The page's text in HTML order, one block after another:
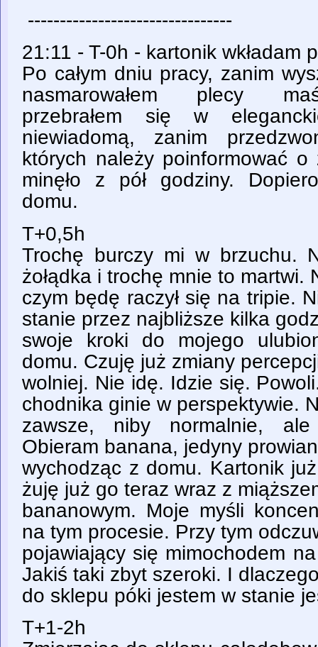
--------------------------------
21:11 - T-0h - kartonik wkładam
Po całym dniu pracy, zanim
nasmarowałem plecy
przebrałem się w
niewiadomą, zanim
których należy poinformować
minęło z pół godziny.
domu.
T+0,5h
Trochę burczy mi w brzuchu.
żołądka i trochę mnie to martwi.
czym będę raczył się na tripie.
stanie przez najbliższe kilka
swoje kroki do mojego
domu. Czuję już zmiany
wolniej. Nie idę. Idzie się.
chodnika ginie w perspektywie.
zawsze, niby normalnie,
Obieram banana, jedyny
wychodząc z domu. Kartonik
żuję już go teraz wraz z
bananowym. Moje myśli
na tym procesie. Przy tym
pojawiający się mimochodem
Jakiś taki zbyt szeroki. I
do sklepu póki jestem w stanie
T+1-2h